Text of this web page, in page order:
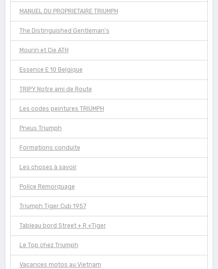
MANUEL DU PROPRIETAIRE TRIUMPH
The Distinguished Gentleman's
Mourin et Cie ATH
Essence E 10 Belgique
TRIPY Notre ami de Route
Les codes peintures TRIUMPH
Pneus Triumph
Formations conduite
Les choses à savoir
Police Remorquage
Triumph Tiger Cub 1957
Tableau bord Street + R +Tiger
Le Top chez Triumph
Vacances motos au Vietnam